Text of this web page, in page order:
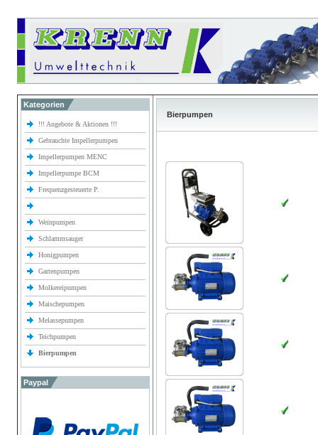
Kategorien
!!! Angebote & Aktionen !!!
Gebrauchte Impellerpumpen
Impellerpumpen MENC
Impellerpumpe BCM
Frequenzgesteuerte P.
Weinpumpen
Schlammsauger
Honigpumpen
Gartenpumpen
Molkereipumpen
Maischepumpen
Melassepumpen
Teichpumpen
Bierpumpen
Paypal
Bierpumpen